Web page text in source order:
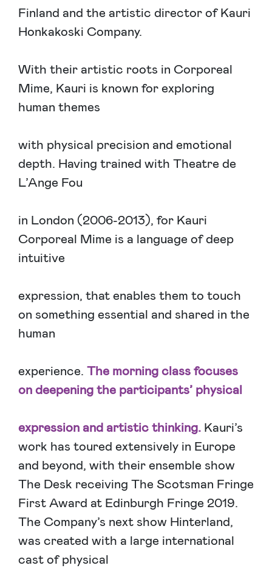
Finland and the artistic director of Kauri
Honkakoski Company.
With their artistic roots in Corporeal
Mime, Kauri is known for exploring
human themes
with physical precision and emotional
depth. Having trained with Theatre de
L’Ange Fou
in London (2006-2013), for Kauri
Corporeal Mime is a language of deep
intuitive
expression, that enables them to touch
on something essential and shared in the
human
experience. The morning class focuses
on deepening the participants’ physical
expression and artistic thinking. Kauri’s
work has toured extensively in Europe
and beyond, with their ensemble show
The Desk receiving The Scotsman Fringe
First Award at Edinburgh Fringe 2019.
The Company’s next show Hinterland,
was created with a large international
cast of physical